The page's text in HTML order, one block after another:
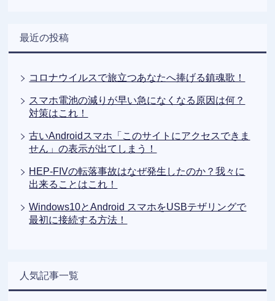
最近の投稿
コロナウイルスで旅立つあなたへ捧げる鎮魂歌！
スマホ電池の減りが早い急になくなる原因は何？
対策はこれ！
古いAndroidスマホ「このサイトにアクセスできま
せん」の表示が出てしまう！
HEP-FIVの転落事故はなぜ発生したのか？我々に
出来ることはこれ！
Windows10とAndroid スマホをUSBテザリングで
最初に接続する方法！
人気記事一覧